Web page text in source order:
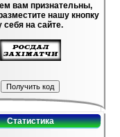
вам признательны,
нашу кнопку
себя на сайте.
Статистика